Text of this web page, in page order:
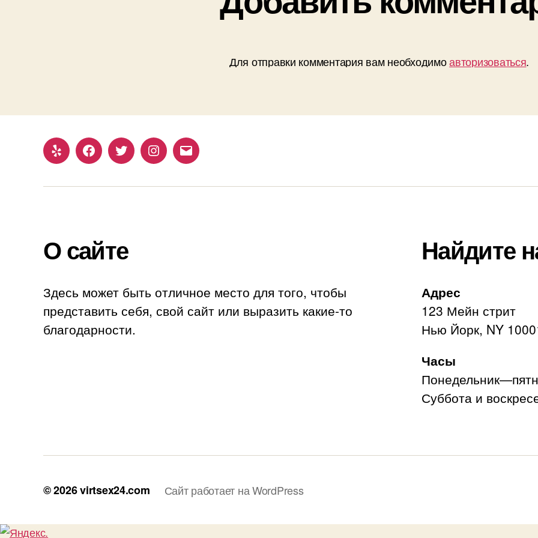
Для отправки комментария вам необходимоавторизоваться.
Yelp FacebookTwitterInstagram
Email
О сайте
Здесь может быть отличное место для того, чтобы
представить себя, свой сайт или выразить какие-то
благодарности.
Найдите
Адрес
123 Мейн стрит
Нью Йорк, NY
Часы
Суббота и
© 2026virtsex24.com Сайт работает на WordPress